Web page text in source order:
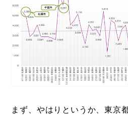
まず、やはりというか、東京